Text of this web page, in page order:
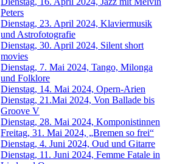
Peters
Dienstag, 23. April 2024, Klaviermusik
und Astrofotografie
Dienstag, 30. April 2024, Silent short
movies
Dienstag, 7. Mai 2024, Tango, Milonga
und Folklore
Dienstag, 14. Mai 2024, Opern-Arien
Dienstag, 21.Mai 2024, Von Ballade bis
Groove V
Dienstag, 28. Mai 2024, Komponistinnen
Freitag, 31. Mai 2024, „Bremen so frei“
Dienstag, 4. Juni 2024, Oud und Gitarre
Dienstag, 11. Juni 2024, Femme Fatale in